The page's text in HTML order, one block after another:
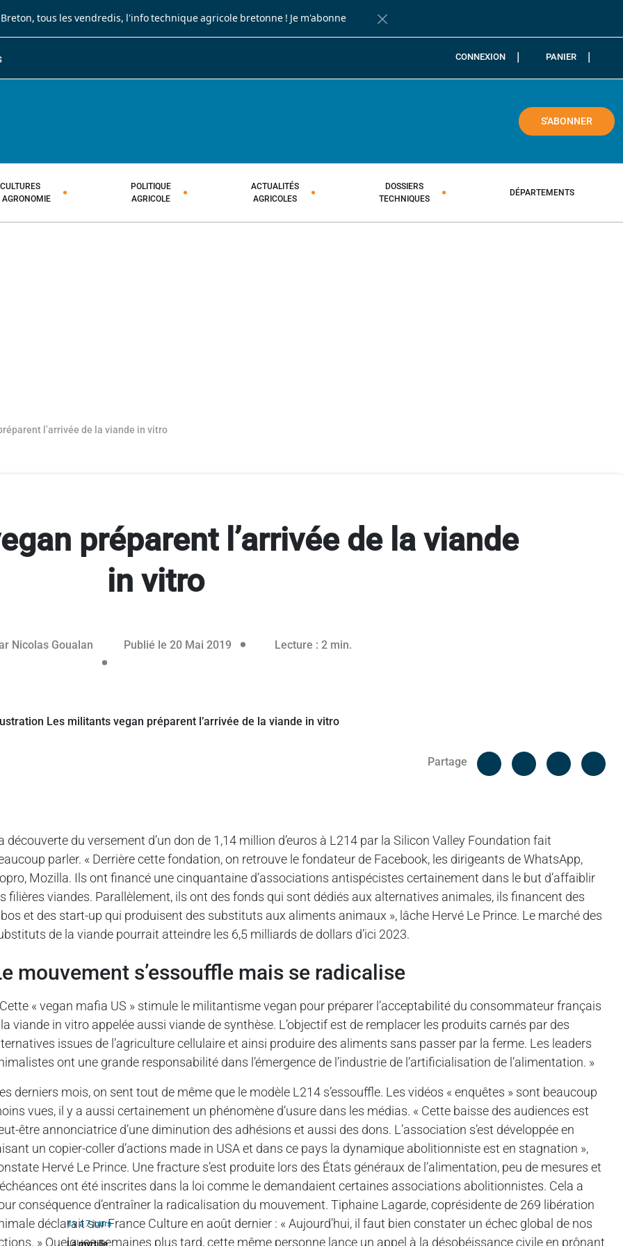
, tous les vendredis, l'info technique agricole bretonne ! Je m'abonne
Fermer la barre de notification
CONNEXION PANIER
S'ABONNER
CULTURES
AGRONOMIE
POLITIQUE
AGRICOLE
ACTUALITÉS
AGRICOLES
DOSSIERS
TECHNIQUES
DÉPARTEMENTS
l’arrivée de la viande in vitro
préparent l’arrivée de la viande
in vitro
Nicolas Goualan Publié le 20 Mai 2019 Lecture : 2 min.
Partage
Facebook
découverte du versement d’un don de 1,14 million d’euros à L214 par la Silicon Valley Foundation fait
parler. « Derrière cette fondation, on retrouve le fondateur de Facebook, les dirigeants de WhatsApp,
Mozilla. Ils ont financé une cinquantaine d’associations antispécistes certainement dans le but d’affaiblir
filières viandes. Parallèlement, ils ont des fonds qui sont dédiés aux alternatives animales, ils financent des
et des start-up qui produisent des substituts aux aliments animaux », lâche Hervé Le Prince. Le marché des
de la viande pourrait atteindre les 6,5 milliards de dollars d’ici 2023.
mouvement s’essouffle mais se radicalise
« vegan mafia US » stimule le militantisme vegan pour préparer l’acceptabilité du consommateur français
viande in vitro appelée aussi viande de synthèse. L’objectif est de remplacer les produits carnés par des
issues de l’agriculture cellulaire et ainsi produire des aliments sans passer par la ferme. Les leaders
ont une grande responsabilité dans l’émergence de l’industrie de l’artificialisation de l’alimentation. »
derniers mois, on sent tout de même que le modèle L214 s’essouffle. Les vidéos « enquêtes » sont beaucoup
vues, il y a aussi certainement un phénomène d’usure dans les médias. « Cette baisse des audiences est
être annonciatrice d’une diminution des adhésions et aussi des dons. L’association s’est développée en
un copier-coller d’actions made in USA et dans ce pays la dynamique abolitionniste est en stagnation »,
Hervé Le Prince. Une fracture s’est produite lors des États généraux de l’alimentation, peu de mesures et
ont été inscrites dans la loi comme le demandaient certaines associations abolitionnistes. Cela a
conséquence d’entraîner la radicalisation du mouvement. Tiphaine Lagarde, coprésidente de 269 libération
déclarait sur France Culture en août dernier : « Aujourd’hui, il faut bien constater un échec global de nos
» Quelques semaines plus tard, cette même personne lance un appel à la désobéissance civile en prônant
Il y a 7 jours
La myrtille